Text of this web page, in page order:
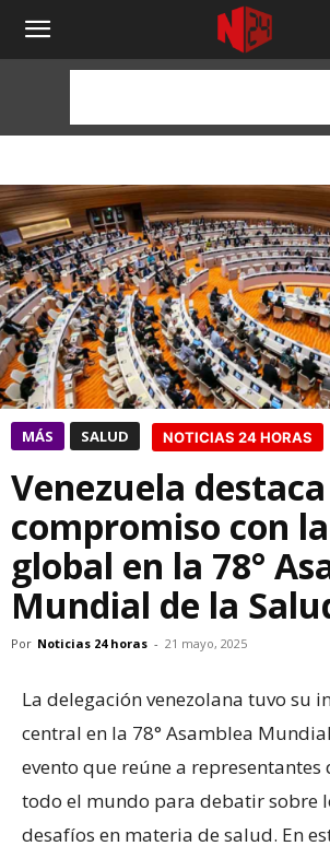
NOTICIAS
HORAS
MÁS SALUD NOTICIAS 24 HORAS
Venezuela
compromiso con
global en la 78°
Mundial de la
Por Noticias 24 horas - 21 mayo, 2025
La delegación venezolana tuvo su
central en la 78° Asamblea
evento que reúne a representantes
todo el mundo para debatir sobre
desafíos en materia de salud. En